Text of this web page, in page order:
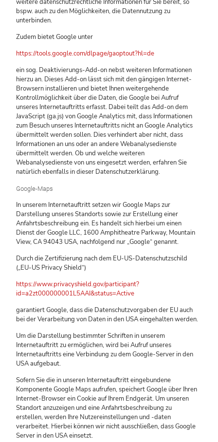
weitere datenschutzrechtliche Informationen für Sie bereit, so
bspw. auch zu den Möglichkeiten, die Datennutzung zu
unterbinden.
Zudem bietet Google unter
https://tools.google.com/dlpage/gaoptout?hl=de
ein sog. Deaktivierungs-Add-on nebst weiteren Informationen
hierzu an. Dieses Add-on lässt sich mit den gängigen Internet-
Browsern installieren und bietet Ihnen weitergehende
Kontrollmöglichkeit über die Daten, die Google bei Aufruf
unseres Internetauftritts erfasst. Dabei teilt das Add-on dem
JavaScript (ga.js) von Google Analytics mit, dass Informationen
zum Besuch unseres Internetauftritts nicht an Google Analytics
übermittelt werden sollen. Dies verhindert aber nicht, dass
Informationen an uns oder an andere Webanalysedienste
übermittelt werden. Ob und welche weiteren
Webanalysedienste von uns eingesetzt werden, erfahren Sie
natürlich ebenfalls in dieser Datenschutzerklärung.
Google-Maps
In unserem Internetauftritt setzen wir Google Maps zur
Darstellung unseres Standorts sowie zur Erstellung einer
Anfahrtsbeschreibung ein. Es handelt sich hierbei um einen
Dienst der Google LLC, 1600 Amphitheatre Parkway, Mountain
View, CA 94043 USA, nachfolgend nur „Google“ genannt.
Durch die Zertifizierung nach dem EU-US-Datenschutzschild
(„EU-US Privacy Shield“)
https://www.privacyshield.gov/participant?
id=a2zt000000001L5AAI&status=Active
garantiert Google, dass die Datenschutzvorgaben der EU auch
bei der Verarbeitung von Daten in den USA eingehalten werden.
Um die Darstellung bestimmter Schriften in unserem
Internetauftritt zu ermöglichen, wird bei Aufruf unseres
Internetauftritts eine Verbindung zu dem Google-Server in den
USA aufgebaut.
Sofern Sie die in unseren Internetauftritt eingebundene
Komponente Google Maps aufrufen, speichert Google über Ihren
Internet-Browser ein Cookie auf Ihrem Endgerät. Um unseren
Standort anzuzeigen und eine Anfahrtsbeschreibung zu
erstellen, werden Ihre Nutzereinstellungen und -daten
verarbeitet. Hierbei können wir nicht ausschließen, dass Google
Server in den USA einsetzt.